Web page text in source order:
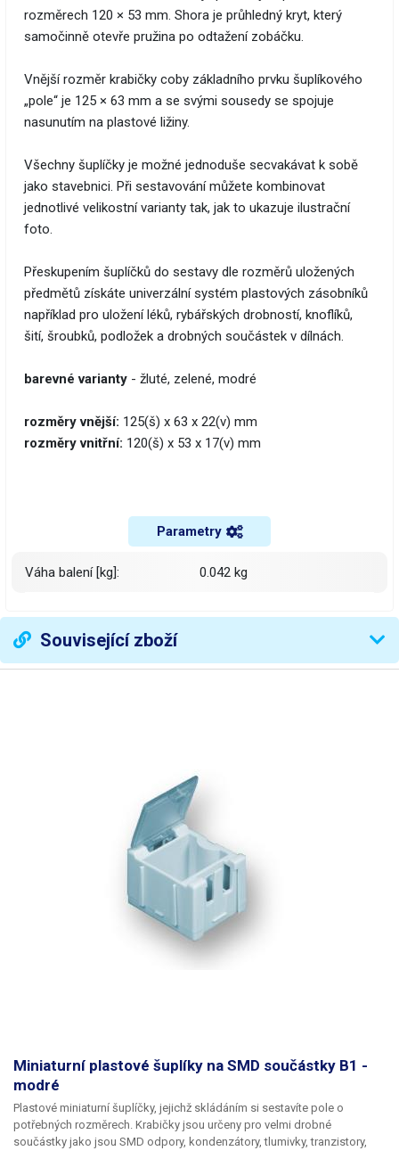
rozměrech 120 × 53 mm. Shora je průhledný kryt, který
samočinně otevře pružina po odtažení zobáčku.
Vnější rozměr krabičky coby základního prvku šuplíkového
„pole“ je 125 × 63 mm a se svými sousedy se spojuje
nasunutím na plastové ližiny.
Všechny šuplíčky je možné jednoduše secvakávat k sobě
jako stavebnici. Při sestavování můžete kombinovat
jednotlivé velikostní varianty tak, jak to ukazuje ilustrační
foto.
Přeskupením šuplíčků do sestavy dle rozměrů uložených
předmětů získáte univerzální systém plastových zásobníků
například pro uložení léků, rybářských drobností, knoflíků,
šití, šroubků, podložek a drobných součástek v dílnách.
barevné varianty - žluté, zelené, modré
rozměry vnější: 125(š) x 63 x 22(v) mm
rozměry vnitřní: 120(š) x 53 x 17(v) mm
Parametry
Váha balení [kg]: 0.042 kg
Související zboží
Miniaturní plastové šuplíky na SMD součástky B1 -
modré
Plastové miniaturní šuplíčky, jejichž skládáním si sestavíte pole o
potřebných rozměrech. Krabičky jsou určeny pro velmi drobné
součástky jako jsou SMD odpory, kondenzátory, tlumivky, tranzistory,